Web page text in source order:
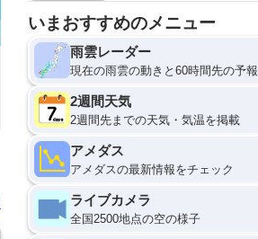
いまおすすめのメニュー
雨雲レーダー
現在の雨雲の動きと60時間先の予報
2週間天気
2週間先までの天気・気温を掲載
アメダス
アメダスの最新情報をチェック
ライブカメラ
全国2500地点の空の様子